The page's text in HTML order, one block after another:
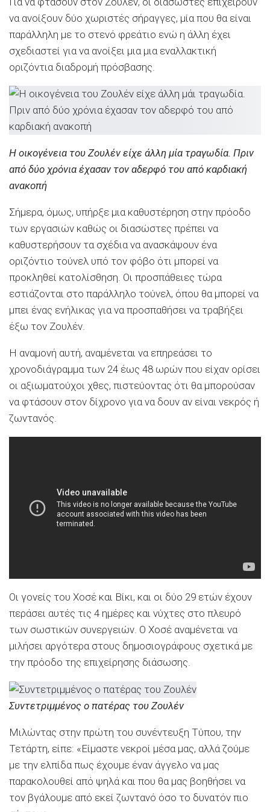
να ανοίξουν δύο χωριστές σήραγγες, μία που θα είναι
παράλληλη με το στενό φρεάτιο ενώ η άλλη έχει
σχεδιαστεί για να ανοίξει μια μια εναλλακτική
οριζόντια διαδρομή πρόσβασης.
Η οικογένεια του Ζουλέν είχε άλλη μία τραγωδία. Πριν
από δύο χρόνια έχασαν τον αδερφό του από καρδιακή
ανακοπή
Σήμερα, όμως, υπήρξε μια καθυστέρηση στην πρόοδο
των εργασιών καθώς οι διασώστες πρέπει να
καθυστερήσουν τα σχέδια να ανασκάψουν ένα
οριζόντιο τούνελ υπό τον φόβο ότι μπορεί να
προκληθεί κατολίσθηση. Οι προσπάθειες τώρα
εστιάζονται στο παράλληλο τούνελ, όπου θα μπορεί να
μπει ένας ενήλικας για να προσπαθήσει να τραβήξει
έξω τον Ζουλέν.
Η αναμονή αυτή, αναμένεται να επηρεάσει το
χρονοδιάγραμμα των 24 έως 48 ωρών που είχαν ορίσει
οι αξιωματούχοι χθες, πιστεύοντας ότι θα μπορούσαν
να φτάσουν στον δίχρονο για να δουν αν είναι νεκρός ή
ζωντανός.
Οι γονείς του Χοσέ και Βίκι, και οι δύο 29 ετών έχουν
περάσει αυτές τις 4 ημέρες και νύχτες στο πλευρό
των σωστικών συνεργειών. Ο Χοσέ αναμένεται να
μιλήσει αργότερα στους δημοσιογράφους σχετικά με
την πρόοδο της επιχείρησης διάσωσης.
Συντετριμμένος ο πατέρας του Ζουλέν
Μιλώντας στην πρώτη του συνέντευξη Τύπου, την
Τετάρτη, είπε: «Είμαστε νεκροί μέσα μας, αλλά ζούμε
με την ελπίδα πως έχουμε έναν άγγελο να μας
παρακολουθεί από ψηλά και που θα μας βοηθήσει να
τον βγάλουμε από εκεί ζωντανό όσο το δυνατόν πιο